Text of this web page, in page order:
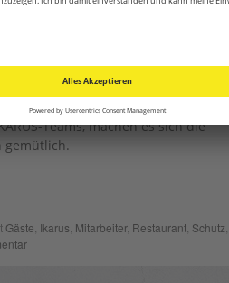
Küche ein echter Geheimtipp,
Geschmackserlebnisse auf
Räumlichkeiten verwöhnt
in Zeiten von Corona die Tische im
Außentemperaturen noch möglich
auch die Tische auf der Terrasse
Teams, machen es sich die
gemütlich.
Gäste Ikarus Mitarbeiter, Restaurant Schutz